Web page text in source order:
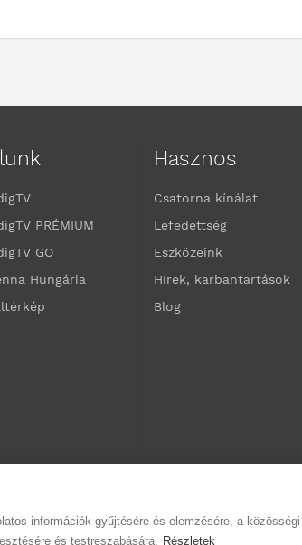
PRÉMIUM
GO
Hungária
Hasznos
Csatorna kínálat
Lefedettség
Eszközeink
Hírek, karbantartások
Blog
információk gyűjtésére és elemzésére, a
és testreszabására. Részletek